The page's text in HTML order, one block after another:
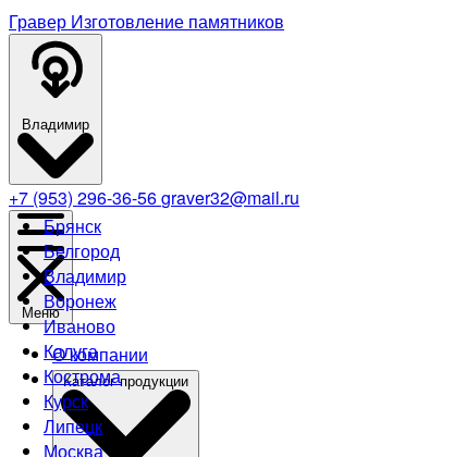
Гравер Изготовление памятников
Владимир
Брянск
Белгород
Владимир
Воронеж
Иваново
Калуга
Кострома
Курск
Липецк
Москва
+7 (953) 296-36-56graver32@mail.ru
Меню
О компании